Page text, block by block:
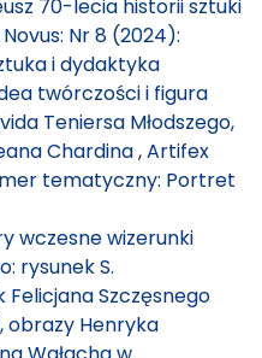
70-lecia historii sztuki
Nr 8 (2024):
i dydaktyka
twórczości i figura
Teniersa Młodszego,
Chardina,Artifex
tematyczny: Portret
wczesne wizerunki
rysunek S.
Felicjana Szczęsnego
obrazy Henryka